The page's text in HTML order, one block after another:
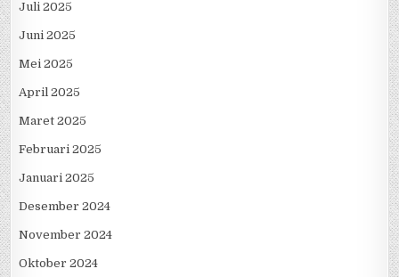
Agustus 2025
Juli 2025
Juni 2025
Mei 2025
April 2025
Maret 2025
Februari 2025
Januari 2025
Desember 2024
November 2024